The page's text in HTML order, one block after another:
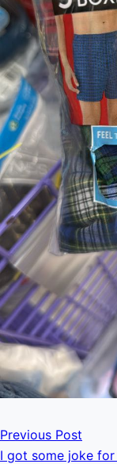
Previous Post
I got some joke